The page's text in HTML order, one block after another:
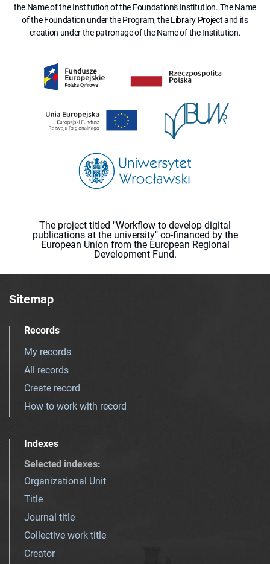
the Name of the Institution of the Foundation's Institution. The Name
of the Foundation under the Program, the Library Project and its
creation under the patronage of the Name of the Institution.
The project titled "Workflow to develop digital
publications at the university" co-financed by the
European Union from the European Regional
Development Fund.
Sitemap
Records
My records
All records
Create record
How to work with record
Indexes
Selected indexes:
Organizational Unit
Title
Journal title
Collective work title
Creator